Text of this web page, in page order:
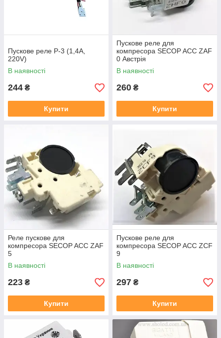
Пускове реле Р-3 (1,4A,
220V)
В наявності
244 ₴
Купити
Пускове реле для
компресора SECOP ACC ZAF
0 Австрія
В наявності
260 ₴
Купити
Реле пускове для
компресора SECOP ACC ZAF
5
В наявності
223 ₴
Купити
Пускове реле для
компресора SECOP ACC ZCF
9
В наявності
297 ₴
Купити